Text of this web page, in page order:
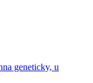
geneticky, u